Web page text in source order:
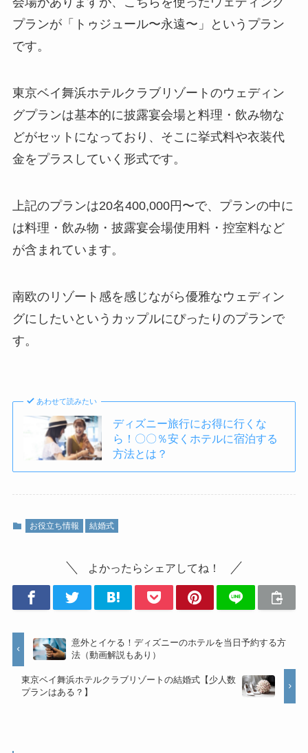
プランが「トゥジュール〜永遠〜」というプラン
です。
東京ベイ舞浜ホテルクラブリゾートのウェディン
グプランは基本的に披露宴会場と料理・飲み物な
どがセットになっており、そこに挙式料や衣装代
金をプラスしていく形式です。
上記のプランは20名400,000円〜で、プランの中に
は料理・飲み物・披露宴会場使用料・控室料など
が含まれています。
南欧のリゾート感を感じながら優雅なウェディン
グにしたいというカップルにぴったりのプランで
す。
あわせて読みたい
ディズニー旅行にお得に行くな
ら！〇〇％安くホテルに宿泊する
方法とは？
お役立ち情報 結婚式
よかったらシェアしてね！
意外とイケる！ディズニーのホテルを当日予約する方
法（動画解説もあり）
東京ベイ舞浜ホテルクラブリゾートの結婚式【少人数
プランはある？】